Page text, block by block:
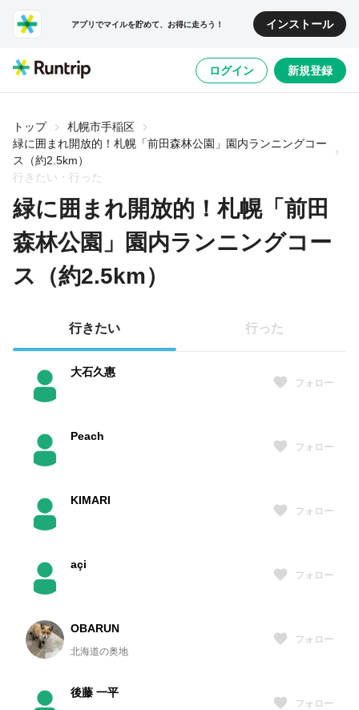
アプリでマイルを貯めて、お得に走ろう！ インストール
ログイン 新規登録
トップ
札幌市手稲区
緑に囲まれ開放的！札幌「前田森林公園」園内ランニングコー
ス（約2.5km）
行きたい・行った
緑に囲まれ開放的！札幌「前田
森林公園」園内ランニングコー
ス（約2.5km）
行きたい 行った
大石久惠
フォロー
Peach
フォロー
KIMARI
フォロー
açi
フォロー
OBARUN
北海道の奥地
フォロー
後藤 一平
フォロー